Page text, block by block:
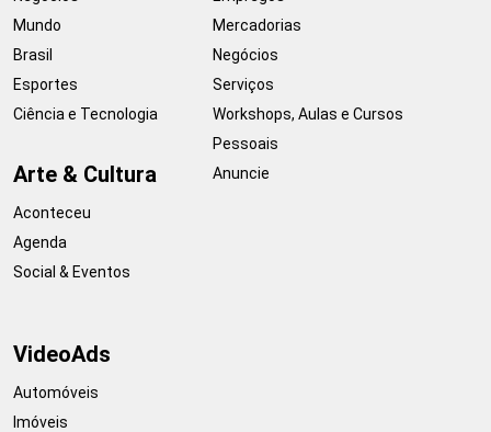
Mundo
Brasil
Esportes
Ciência e Tecnologia
Arte & Cultura
Aconteceu
Agenda
Social & Eventos
Mercadorias
Negócios
Serviços
Workshops, Aulas e Cursos
Pessoais
Anuncie
VideoAds
Automóveis
Imóveis